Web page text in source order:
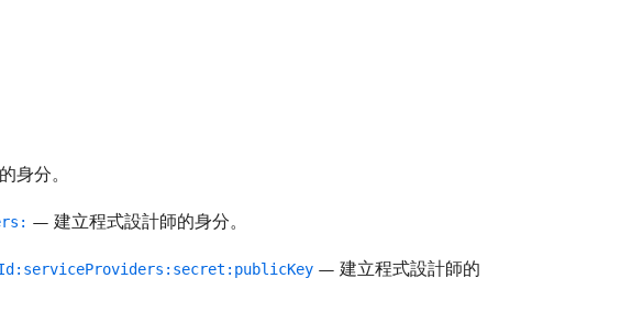
身分。
— 建立程式設計師的身分。
— 建立程式設計師的